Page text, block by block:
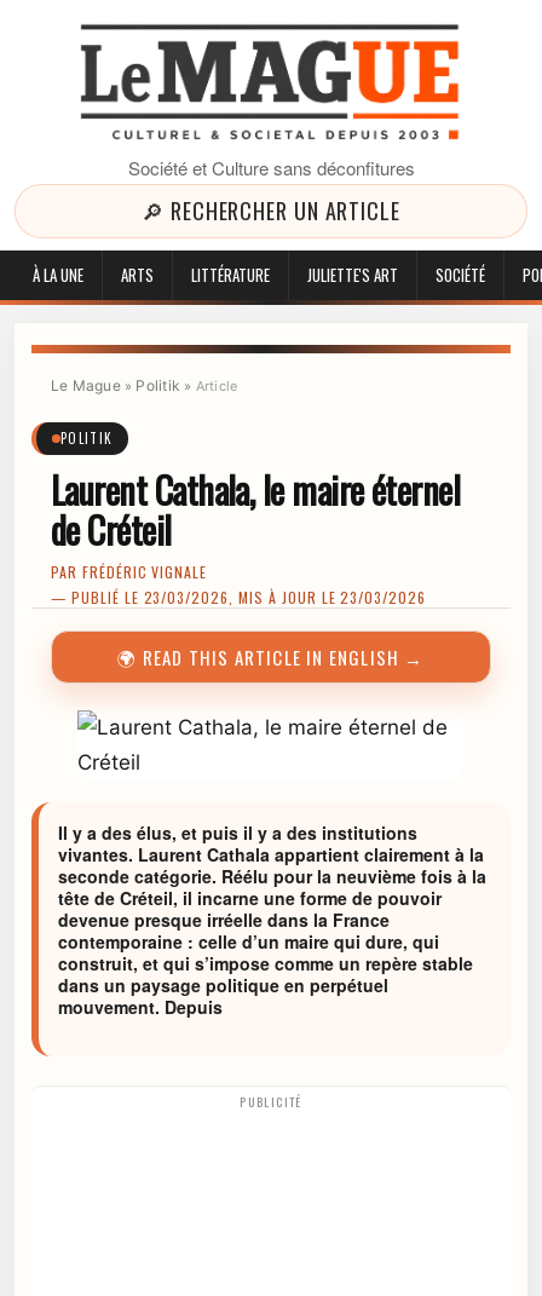
Société et Culture sans déconfitures
🔎 RECHERCHER UN ARTICLE
À LA UNE ARTS LITTÉRATURE JULIETTE'S ART SOCIÉTÉ
Le Mague» Politik » Article
POLITIK
Laurent Cathala, le maire éternel
de Créteil
PAR FRÉDÉRIC VIGNALE
— PUBLIÉ LE 23/03/2026, MIS À JOUR LE 23/03/2026
🌍 READ THIS ARTICLE IN ENGLISH →
Il y a des élus, et puis il y a des institutions
vivantes. Laurent Cathala appartient clairement à la
seconde catégorie. Réélu pour la neuvième fois à la
tête de Créteil, il incarne une forme de pouvoir
devenue presque irréelle dans la France
contemporaine : celle d’un maire qui dure, qui
construit, et qui s’impose comme un repère stable
dans un paysage politique en perpétuel
mouvement. Depuis
PUBLICITÉ